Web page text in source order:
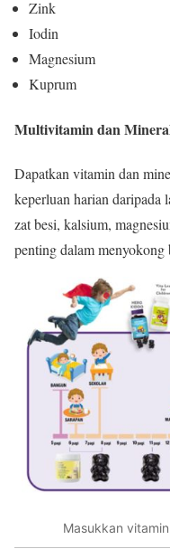
Zink
Iodin
Magnesium
Kuprum
Multivitamin dan
Dapatkan vitamin dan
keperluan harian
zat besi, kalsium,
penting dalam menyokong
Masukkan